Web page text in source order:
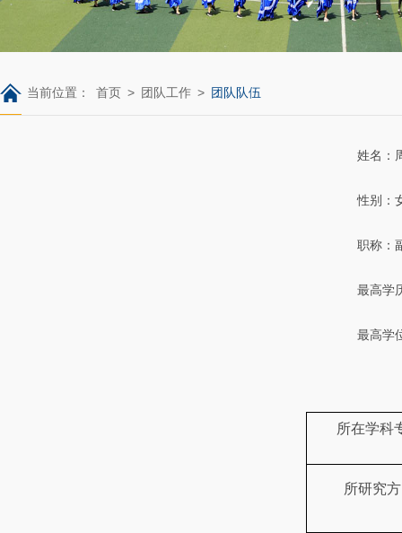
当前位置： 首页 > 团队工作 > 团队队伍
姓名：
性别：
职称：
最高学
最高学
所在学科
所研究